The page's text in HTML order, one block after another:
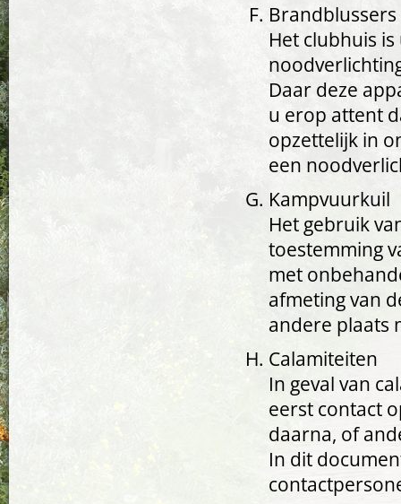
Het clubhuis
Daar deze
u erop attent
opzettelijk in
een
Kampvuurkuil
Het gebruik
toestemming
met
afmeting van
andere plaats
Calamiteiten
In geval van
eerst contact
daarna, of
In dit